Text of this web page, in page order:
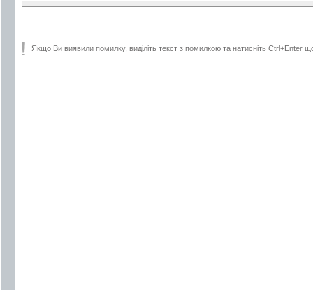
Якщо Ви виявили помилку, виділіть текст з помилкою та натисніть Ctrl+Enter